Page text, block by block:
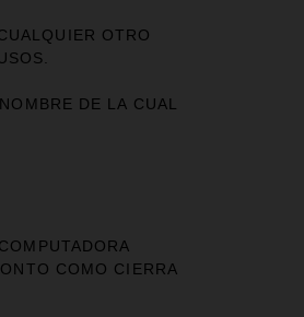
OTRO
DE LA CUAL
COMO CIERRA